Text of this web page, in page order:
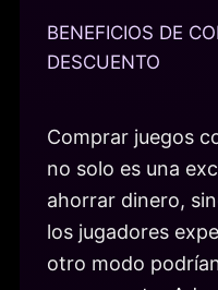
BENEFICIOS DE
DESCUENTO
Comprar juegos
no solo es una
ahorrar dinero,
los jugadores
otro modo